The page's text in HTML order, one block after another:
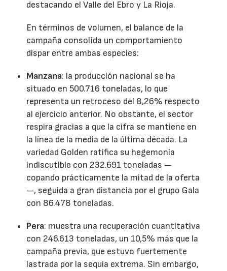
destacando el Valle del Ebro y La Rioja.
En términos de volumen, el balance de la
campaña consolida un comportamiento
dispar entre ambas especies:
Manzana: la producción nacional se ha
situado en 500.716 toneladas, lo que
representa un retroceso del 8,26% respecto
al ejercicio anterior. No obstante, el sector
respira gracias a que la cifra se mantiene en
la línea de la media de la última década. La
variedad Golden ratifica su hegemonía
indiscutible con 232.691 toneladas —
copando prácticamente la mitad de la oferta
—, seguida a gran distancia por el grupo Gala
con 86.478 toneladas.
Pera: muestra una recuperación cuantitativa
con 246.613 toneladas, un 10,5% más que la
campaña previa, que estuvo fuertemente
lastrada por la sequía extrema. Sin embargo,